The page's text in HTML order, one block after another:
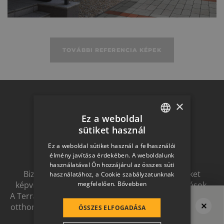
TOVÁBBI REFERENCIA KÉPEK
Megvan a tető?
Otthon a
jövőben
Biztonságot nyújtó, és magas esztétikai értéket
képviselő, egymással szinergiát alkotó megoldások.
A Terrán ernyőmárkának köszönhetően a harmonikus
otthon átfogó, egymásra épülő rendszerelemek révén
ölthet formát.
HUNGARIAN
SLOVAK
GERMAN
ROMANIAN
CROATIAN
×
Ez a weboldal
sütiket használ
Ez a weboldal sütiket használ a felhasználói
élmény javítása érdekében. A weboldalunk
használatával Ön hozzájárul az összes süti
használatához, a Cookie szabályzatunknak
megfelelően. Bővebben
ÖSSZES ELFOGADÁSA